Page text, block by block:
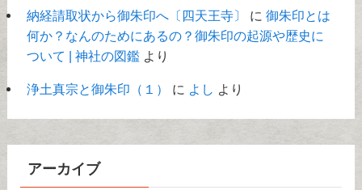
納経請取状から御朱印へ〔四天王寺〕 に 御朱印とは
何か？なんのためにあるの？御朱印の起源や歴史に
ついて | 神社の図鑑より
浄土真宗と御朱印（１） に よし より
アーカイブ